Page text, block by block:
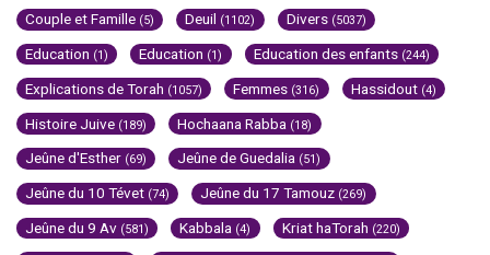
Couple et Famille (5) Deuil (1102) Divers (5037)
Education (1) Education (1) Education des enfants (244)
Explications de Torah (1057) Femmes (316) Hassidout (4)
Histoire Juive (189) Hochaana Rabba (18)
Jeûne d'Esther (69) Jeûne de Guedalia (51)
Jeûne du 10 Tévet (74) Jeûne du 17 Tamouz (269)
Jeûne du 9 Av (581) Kabbala (4) Kriat haTorah (220)